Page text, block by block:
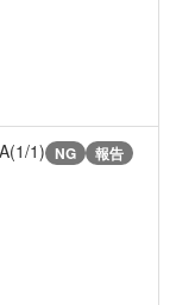
1) NG 報告